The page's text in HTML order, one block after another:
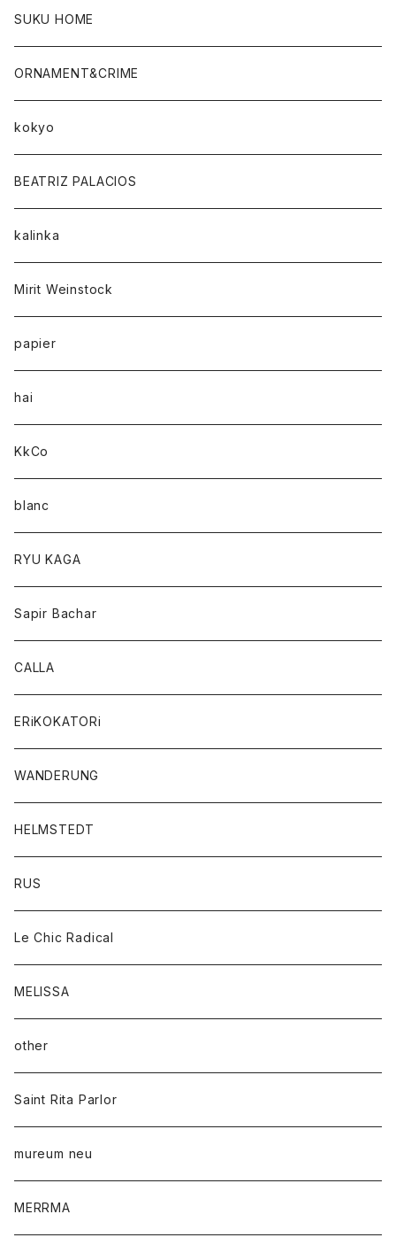
SUKU HOME
ORNAMENT&CRIME
kokyo
BEATRIZ PALACIOS
kalinka
Mirit Weinstock
papier
hai
KkCo
blanc
RYU KAGA
Sapir Bachar
CALLA
ERiKOKATORi
WANDERUNG
HELMSTEDT
RUS
Le Chic Radical
MELISSA
other
Saint Rita Parlor
mureum neu
MERRMA